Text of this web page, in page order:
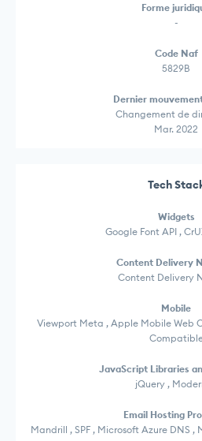
Forme
-
Code Naf
5829B
Dernier
Changement de
Mar. 2022
Tech
Widgets
Google Font API ,
Content Delivery
Content Delivery
Mobile
Viewport Meta , Apple Mobile Web
JavaScript Libraries
jQuery ,
Email Hosting
Mandrill , SPF , Microsoft Azure DNS ,